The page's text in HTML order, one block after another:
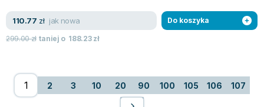
110.77 zł jak nowa
299.00zł taniej o 188.23zł
Do koszyka
2 3 10 20 90 100 105 106 107